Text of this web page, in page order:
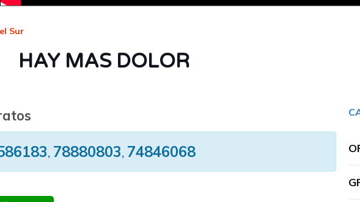
Sur
HAY MAS DOLOR
, 78880803, 74846068